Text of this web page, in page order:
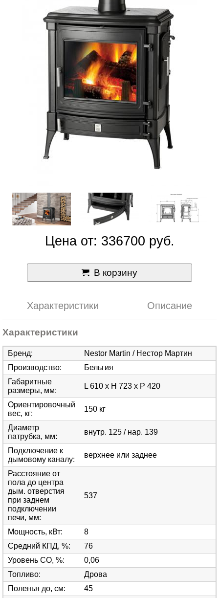
Цена от: 336700 руб.
В корзину
Характеристики Описание
Характеристики
Бренд:
Nestor Martin / Нестор Мартин
Производство:
Бельгия
Габаритные
размеры, мм:
L 610 x H 723 x P 420
Ориентировочный
вес, кг:
150 кг
Диаметр
патрубка, мм:
внутр. 125 / нар. 139
Подключение к
дымовому каналу:
верхнее или заднее
Расстояние от
пола до центра
дым. отверстия
при заднем
подключении
печи, мм:
537
Мощность, кВт:
8
Средний КПД, %:
76
Уровень СО, %:
0,06
Топливо:
Дрова
Поленья до, см: 45